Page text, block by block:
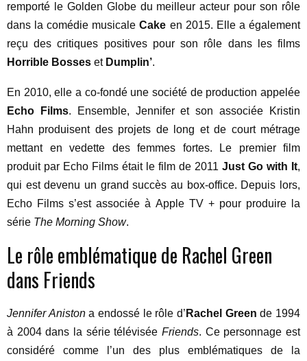
remporté le Golden Globe du meilleur acteur pour son rôle
dans la comédie musicaleCake en 2015. Elle a également
reçu des critiques positives pour son rôle dans les films
Horrible Bosses et Dumplin’.
En 2010, elle a co-fondé une société de production appelée
Echo Films. Ensemble, Jennifer et son associée Kristin
Hahn produisent des projets de long et de court métrage
mettant en vedette des femmes fortes. Le premier film
produit par Echo Films était le film de 2011 Just Go with It,
qui est devenu un grand succès au box-office. Depuis lors,
Echo Films s’est associée à Apple TV + pour produire la
série The Morning Show.
Le rôle emblématique de Rachel Green
dans Friends
Jennifer Anistona endossé le rôle d’ Rachel Green de 1994
à 2004 dans la série télévisée Friends. Ce personnage est
considéré comme l’un des plus emblématiques de la